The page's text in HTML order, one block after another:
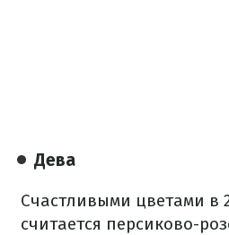
Дева
Счастливыми цветами в
считается персиково-